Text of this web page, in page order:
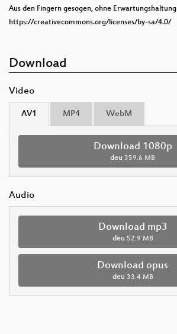
Aus den Fingern gesogen, ohne Erwartungshaltung
https://creativecommons.org/licenses/by-sa/4.0/
Download
Video
AV1 MP4 WebM
Download 1080p
deu 359.6 MB
Audio
Download mp3
deu 52.9 MB
Download opus
deu 33.4 MB